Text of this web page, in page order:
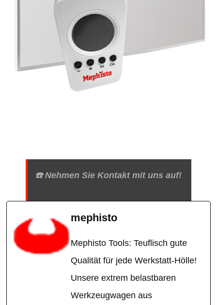
☎️ Nehmen Sie Kontakt mit uns auf!
mephisto
Mephisto Tools: Teuflisch gute
Qualität für jede Werkstatt-Hölle!
Unsere extrem belastbaren
Werkzeugwagen aus